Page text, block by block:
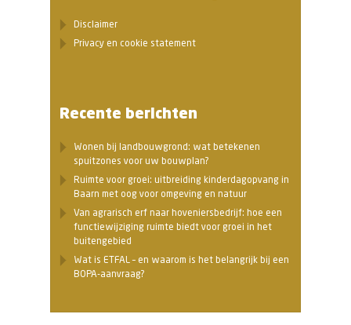
Disclaimer
Privacy en cookie statement
Recente berichten
Wonen bij landbouwgrond: wat betekenen
spuitzones voor uw bouwplan?
Ruimte voor groei: uitbreiding kinderdagopvang in
Baarn met oog voor omgeving en natuur
Van agrarisch erf naar hoveniersbedrijf: hoe een
functiewijziging ruimte biedt voor groei in het
buitengebied
Wat is ETFAL – en waarom is het belangrijk bij een
BOPA-aanvraag?